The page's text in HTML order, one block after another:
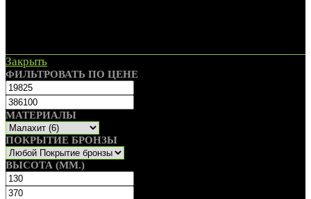
Закрыть
ФИЛЬТРОВАТЬ ПО ЦЕНЕ
МАТЕРИАЛЫ
ПОКРЫТИЕ БРОНЗЫ
ВЫСОТА (ММ.)